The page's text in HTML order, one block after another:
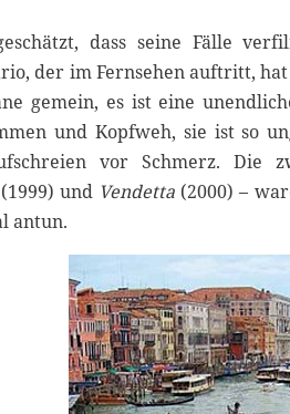
dass seine Fälle
der im Fernsehen auftritt,
gemein, es ist eine
und Kopfweh, sie ist so
vor Schmerz. Die
und Vendetta (2000) –
antun.